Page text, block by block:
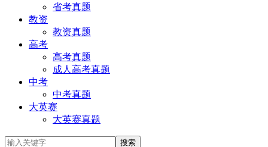
省考真题
教资
教资真题
高考
高考真题
成人高考真题
中考
中考真题
大英赛
大英赛真题